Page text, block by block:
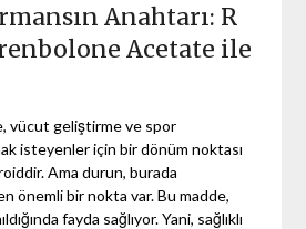
Anahtarı: R
Acetate ile
vücut geliştirme ve spor
isteyenler için bir dönüm noktası
Ama durun, burada
önemli bir nokta var. Bu madde,
fayda sağlıyor. Yani, sağlıklı